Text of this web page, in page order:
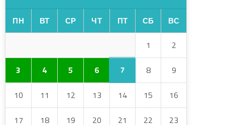
ПН ВТ СР ЧТ ПТ СБ ВС
1 2
3 4 5 6 7 8 9
10 11 12 13 14 15 16
17 18 19 20 21 22 23